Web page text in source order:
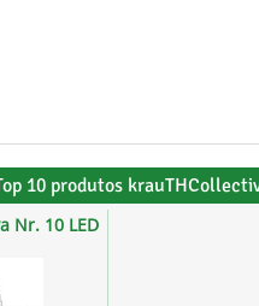
10 produtos
Nr. 10 LED